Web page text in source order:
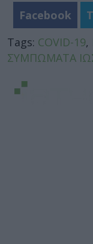
Facebook
Tags: COVID-19,
ΣΥΜΠΩΜΑΤΑ